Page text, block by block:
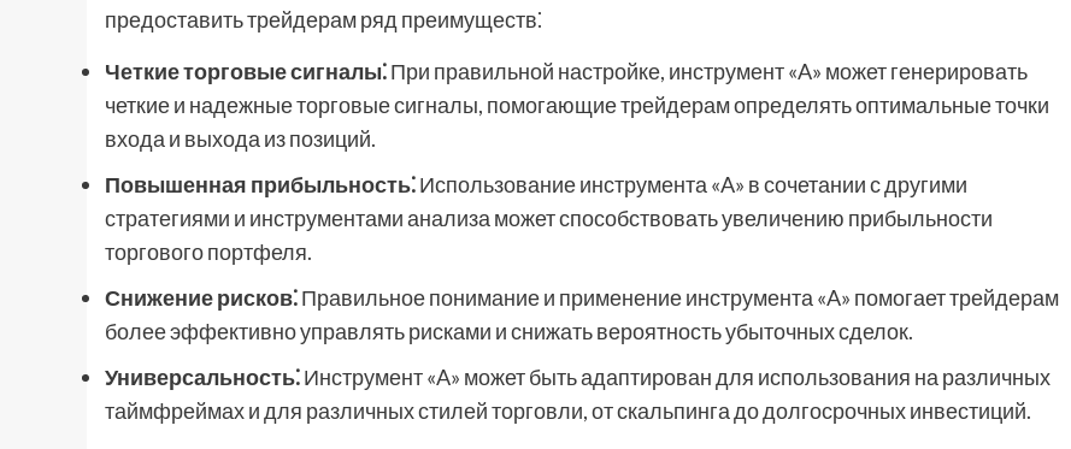
предоставить трейдерам ряд преимуществ⁚
Четкие торговые сигналы⁚При правильной настройке, инструмент «A» может генерировать
четкие и надежные торговые сигналы, помогающие трейдерам определять оптимальные точки
входа и выхода из позиций.
Повышенная прибыльность⁚Использование инструмента «A» в сочетании с другими
стратегиями и инструментами анализа может способствовать увеличению прибыльности
торгового портфеля.
Снижение рисков⁚Правильное понимание и применение инструмента «A» помогает трейдерам
более эффективно управлять рисками и снижать вероятность убыточных сделок.
Универсальность⁚Инструмент «A» может быть адаптирован для использования на различных
таймфреймах и для различных стилей торговли, от скальпинга до долгосрочных инвестиций.